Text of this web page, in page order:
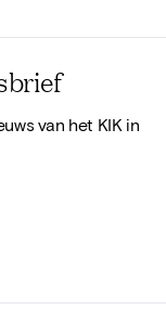
van het KIK in